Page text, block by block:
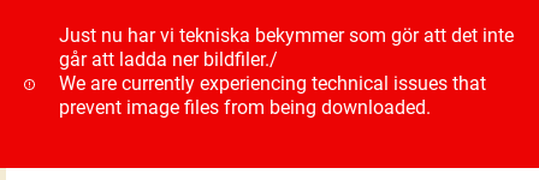
Just nu har vi tekniska bekymmer som gör att det inte
går att ladda ner bildfiler./
We are currently experiencing technical issues that
prevent image files from being downloaded.